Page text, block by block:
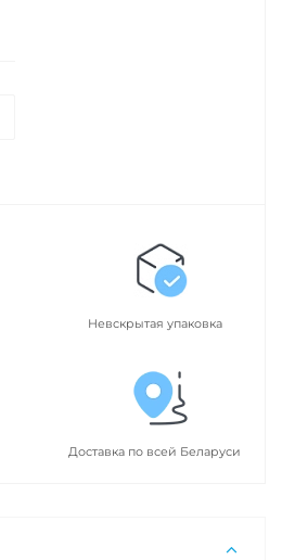
Невскрытая упаковка
Доставка по всей Беларуси